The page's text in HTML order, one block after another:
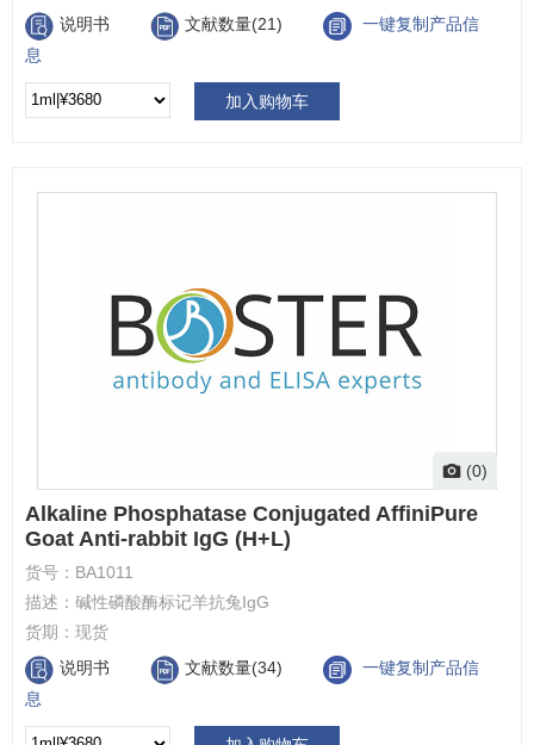
说明书
文献数量(21)
一键复制产品信
息
加入购物车
(0)
Alkaline Phosphatase Conjugated AffiniPure
Goat Anti-rabbit IgG (H+L)
货号： BA1011
描述： 碱性磷酸酶标记羊抗兔IgG
货期： 现货
说明书
文献数量(34)
一键复制产品信
息